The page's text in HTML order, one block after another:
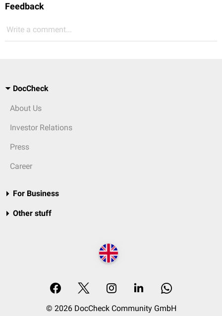
Feedback
Write a comment...
DocCheck
About Us
Investor Relations
Press
Career
For Business
Other stuff
© 2026 DocCheck Community GmbH